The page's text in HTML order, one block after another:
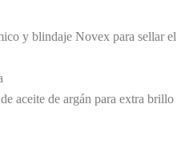
y blindaje Novex para sellar
aceite de argán para extra brillo